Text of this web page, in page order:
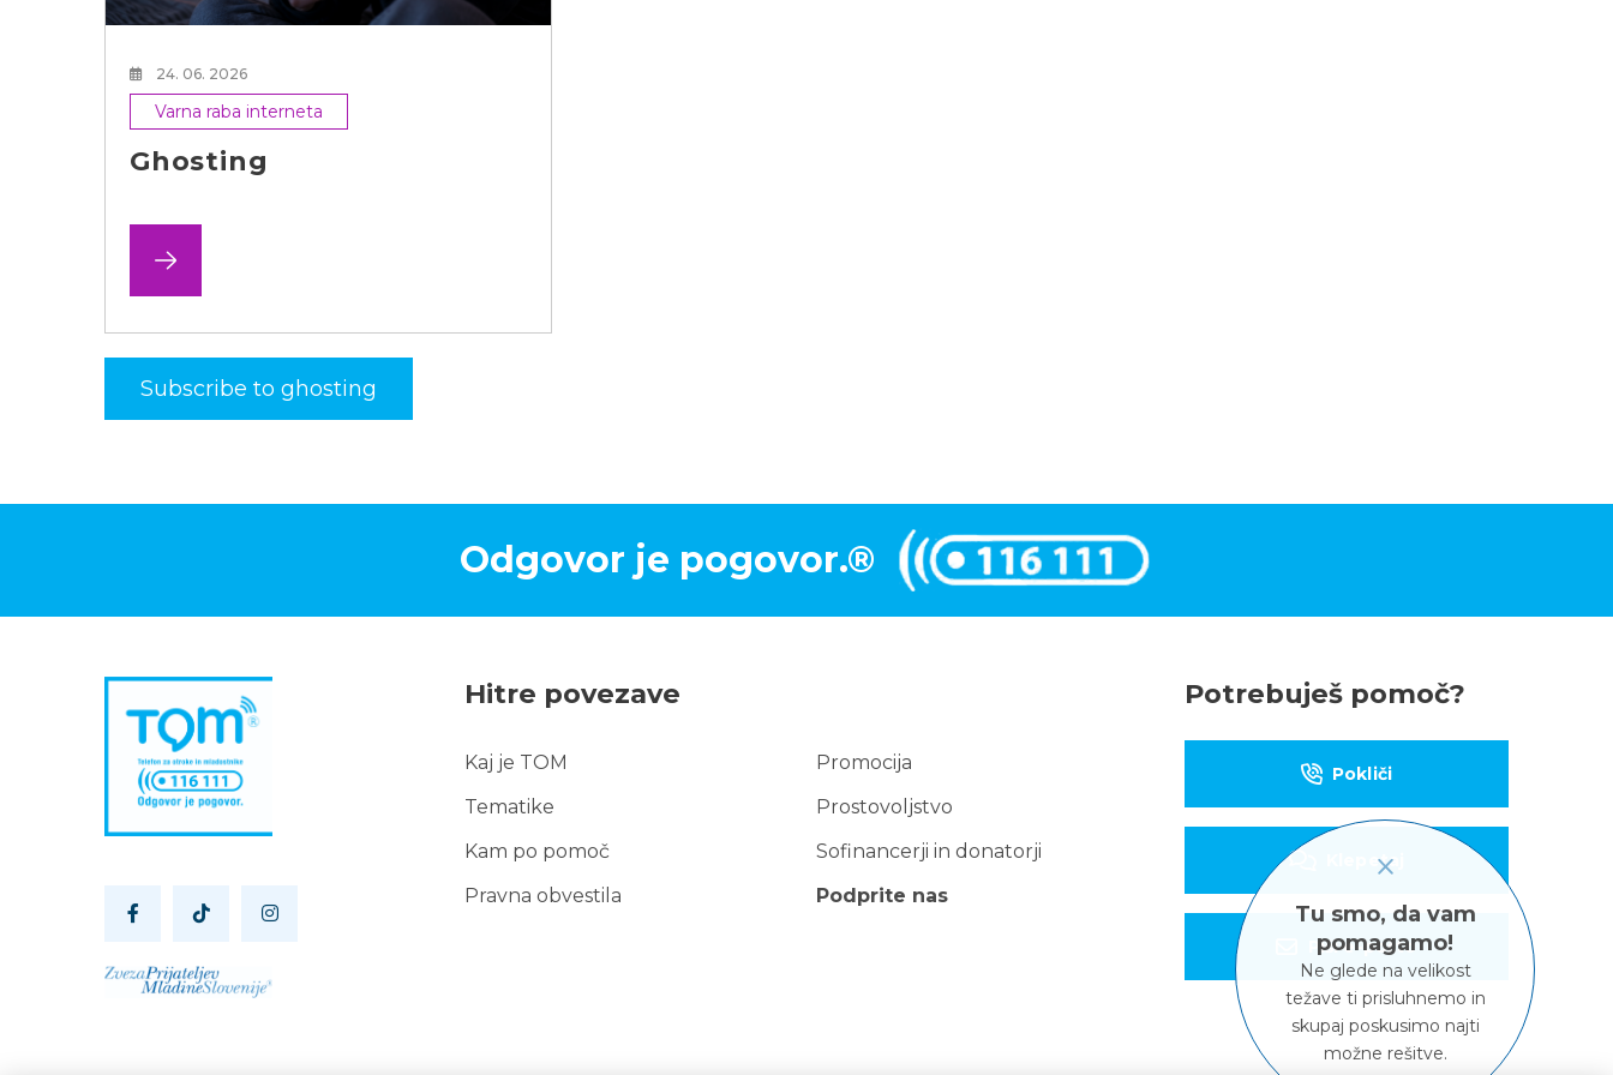
24. 06. 2026
Varna raba interneta
Ghosting
Subscribe to ghosting
Odgovor je pogovor.®
Tu smo, da vam
pomagamo!
Ne glede na velikost
težave ti prisluhnemo in
skupaj poskusimo najti
možne rešitve.
Hitre povezave
Hitre
Kaj je TOM
Tematike
Kam po pomoč
Pravna obvestila
Promocija
Prostovoljstvo
Sofinancerji in donatorji
Podprite nas
Potrebuješ pomoč?
Pokliči
Klepetaj
Piši e-pošto